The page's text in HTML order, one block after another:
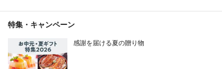
特集・キャンペーン
感謝を届ける夏の贈り物